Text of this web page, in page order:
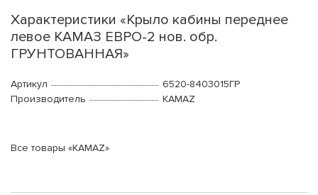
Характеристики «Крыло кабины переднее
левое КАМАЗ ЕВРО-2 нов. обр.
ГРУНТОВАННАЯ»
Артикул
6520-8403015ГР
Производитель
KAMAZ
Все товары «KAMAZ»